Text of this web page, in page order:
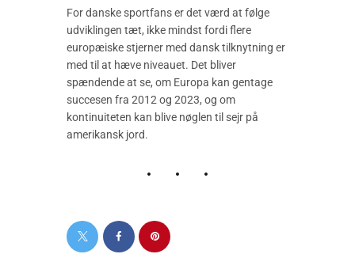
For danske sportfans er det værd at følge
udviklingen tæt, ikke mindst fordi flere
europæiske stjerner med dansk tilknytning er
med til at hæve niveauet. Det bliver
spændende at se, om Europa kan gentage
succesen fra 2012 og 2023, og om
kontinuiteten kan blive nøglen til sejr på
amerikansk jord.